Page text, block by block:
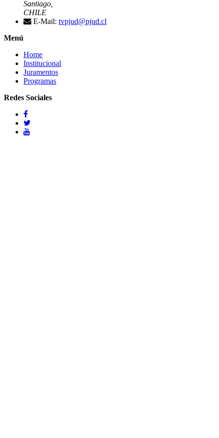
Santiago,
CHILE
E-Mail: tvpjud@pjud.cl
Menú
Home
Institucional
Juramentos
Programas
Redes Sociales